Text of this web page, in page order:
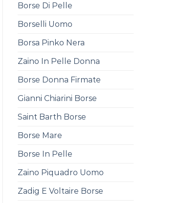
Borse Di Pelle
Borselli Uomo
Borsa Pinko Nera
Zaino In Pelle Donna
Borse Donna Firmate
Gianni Chiarini Borse
Saint Barth Borse
Borse Mare
Borse In Pelle
Zaino Piquadro Uomo
Zadig E Voltaire Borse